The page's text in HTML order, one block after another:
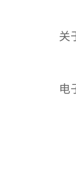
关
电